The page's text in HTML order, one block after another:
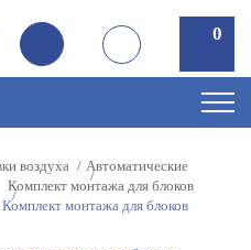
0
0
воздуха
Автоматические
Комплект монтажа для блоков
монтажа для блоков